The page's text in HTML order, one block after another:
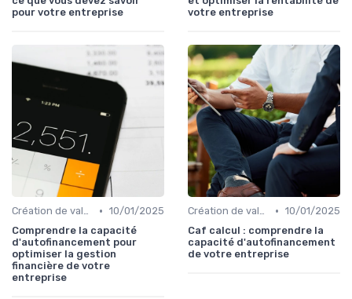
pour votre entreprise
votre entreprise
Création de valeur & rentabilité • 10/01/2025
Comprendre la capacité
d'autofinancement pour
optimiser la gestion
financière de votre
entreprise
Création de valeur & rentabilité • 10/01/2025
Caf calcul : comprendre la
capacité d'autofinancement
de votre entreprise